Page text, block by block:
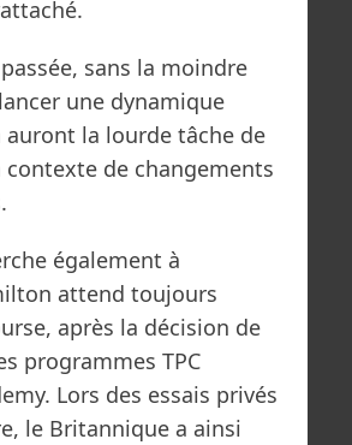
sans la moindre
une dynamique
auront la lourde tâche de
contexte de changements
également à
attend toujours
après la décision de
programmes TPC
Lors des essais privés
le Britannique a ainsi